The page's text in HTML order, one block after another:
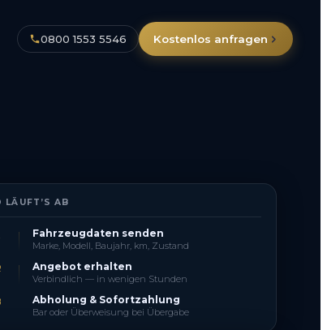
0800 1553 5546 Kostenlos anfragen
LÄUFT’S AB
Fahrzeugdaten senden
Marke, Modell, Baujahr, km, Zustand
Angebot erhalten
Verbindlich — in wenigen Stunden
Abholung & Sofortzahlung
Bar oder Überweisung bei Übergabe